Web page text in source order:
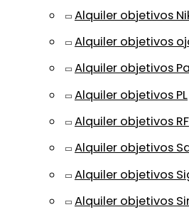
Alquiler objetivos
Alquiler objetivos
Alquiler objetivos
Alquiler objetivos PL
Alquiler objetivos RF
Alquiler objetivos
Alquiler objetivos
Alquiler objetivos